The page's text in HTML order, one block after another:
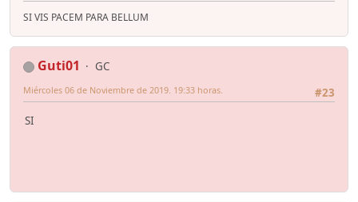
SI VIS PACEM PARA BELLUM
Guti01
GC
#23
Miércoles 06 de Noviembre de 2019. 19:33 horas.
SI